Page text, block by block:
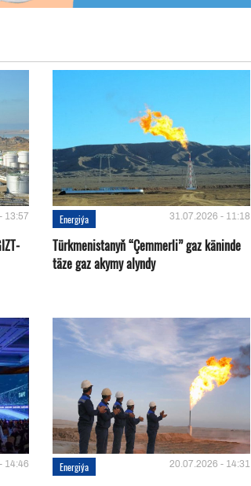
13:57 Energiýa 31.07.2026 - 11:18
Türkmenistanyň “Çemmerli” gaz käninde
täze gaz akymy alyndy
14:46 Energiýa 20.07.2026 - 14:31